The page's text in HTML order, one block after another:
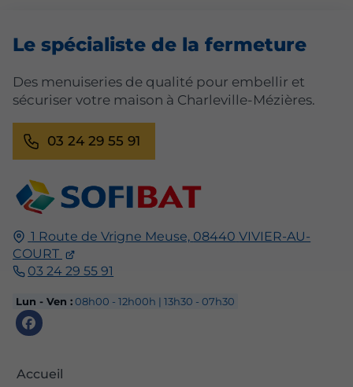
1 Route de Vrigne Meuse, 08440 VIVIER-AU-
COURT
03 24 29 55 91
Lun - Ven :08h00 - 12h00h | 13h30 - 07h30
Accueil
Le spécialiste de la fermeture
Des menuiseries de qualité pour embellir et
sécuriser votre maison à Charleville-Mézières.
03 24 29 55 91